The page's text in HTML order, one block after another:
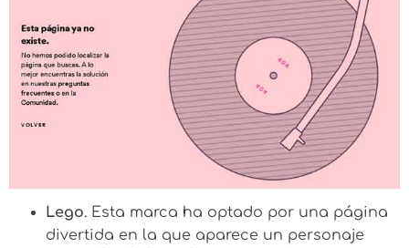
Lego. Esta marca ha optado por una página
divertida en la que aparece un personaje